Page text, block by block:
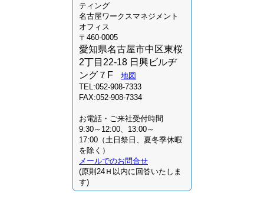
ティング
名古屋ワークスマネジメント
オフィス
〒460-0005
愛知県名古屋市中区東桜
2丁目22-18 日興ビルヂ
ング７F
地図
TEL:052-908-7333
FAX:052-908-7334
お電話・ご来社受付時間
9:30～12:00、13:00～
17:00（土日祭日、夏冬季休暇
を除く）
メールでのお問合せ
(原則24Ｈ以内に回答いたしま
す)